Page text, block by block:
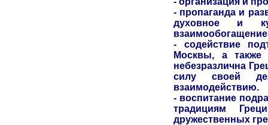
- пропаганда и
духовное и
- содействие
Москвы, а
небезразлична
силу своей
взаимодействию.
- воспитание
традициям
дружественных